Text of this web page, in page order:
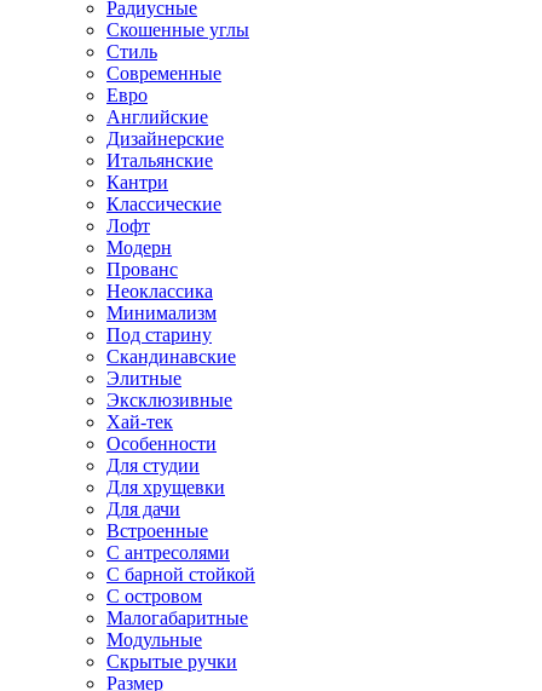
Радиусные
Скошенные углы
Стиль
Современные
Евро
Английские
Дизайнерские
Итальянские
Кантри
Классические
Лофт
Модерн
Прованс
Неоклассика
Минимализм
Под старину
Скандинавские
Элитные
Эксклюзивные
Хай-тек
Особенности
Для студии
Для хрущевки
Для дачи
Встроенные
С антресолями
С барной стойкой
С островом
Малогабаритные
Модульные
Скрытые ручки
Размер